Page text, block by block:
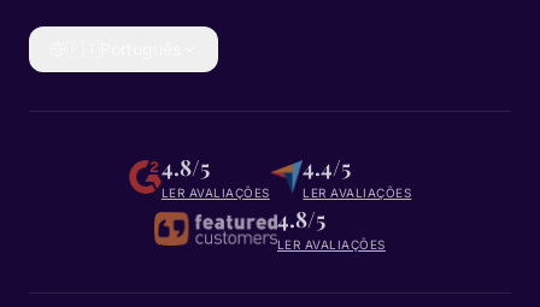
4.8/5
LER AVALIAÇÕES
4.4/5
LER AVALIAÇÕES
4.8/5
LER AVALIAÇÕES